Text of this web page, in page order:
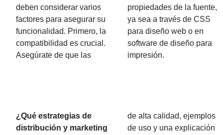
deben considerar varios
factores para asegurar su
funcionalidad. Primero, la
compatibilidad es crucial.
Asegúrate de que las
propiedades de la fuente,
ya sea a través de CSS
para diseño web o en
software de diseño para
impresión.
¿Qué estrategias de
distribución y marketing
de alta calidad, ejemplos
de uso y una explicación